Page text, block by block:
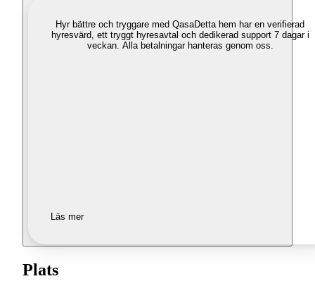
Hyr bättre och tryggare med QasaDetta hem har en verifierad
hyresvärd, ett tryggt hyresavtal och dedikerad support 7 dagar i
veckan. Alla betalningar hanteras genom oss.
Läs mer
Plats